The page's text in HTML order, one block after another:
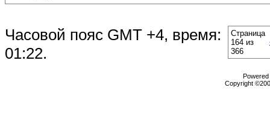
Часовой пояс GMT +4, время:
01:22.
Страница
164 из
366
Copyright